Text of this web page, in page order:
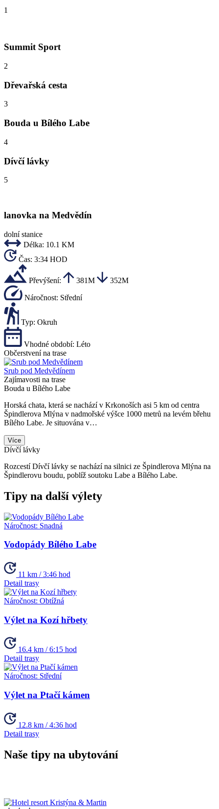
1
Summit Sport
2
Dřevařská cesta
3
Bouda u Bílého Labe
4
Dívčí lávky
5
lanovka na Medvědín
dolní stanice
Délka: 10.1 KM
Čas: 3:34 HOD
Převýšení: 381M 352M
Náročnost: Střední
Typ: Okruh
Vhodné období: Léto
Občerstvení na trase
Srub pod Medvědínem
Zajímavosti na trase
Bouda u Bílého Labe
Horská chata, která se nachází v Krkonoších asi 5 km od centra
Špindlerova Mlýna v nadmořské výšce 1000 metrů na levém břehu
Bílého Labe. Je situována v…
Více
Dívčí lávky
Rozcestí Dívčí lávky se nachází na silnici ze Špindlerova Mlýna na
Špindlerovu boudu, poblíž soutoku Labe a Bílého Labe.
Tipy na další výlety
Náročnost: Snadná
Vodopády Bílého Labe
11 km / 3:46 hod
Detail trasy
Náročnost: Obtížná
Výlet na Kozí hřbety
16.4 km / 6:15 hod
Detail trasy
Náročnost: Střední
Výlet na Ptačí kámen
12.8 km / 4:36 hod
Detail trasy
Naše tipy na ubytování